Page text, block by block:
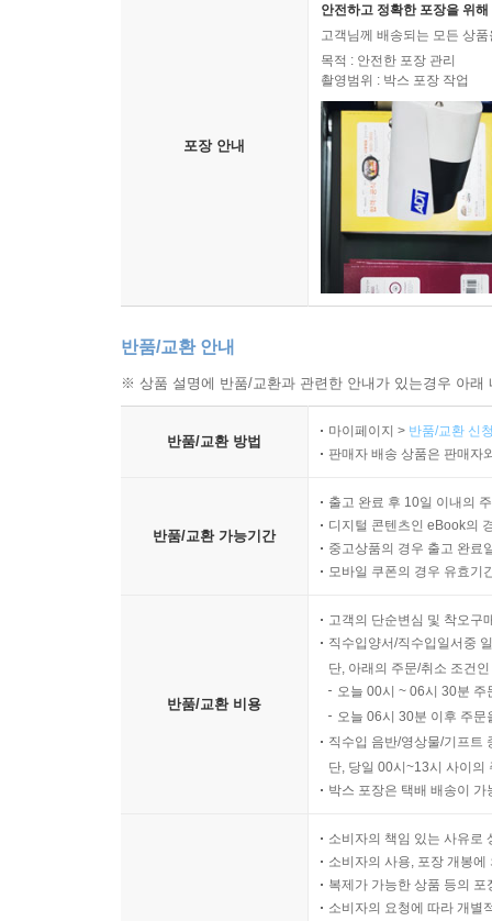
포장 안내
안전하고 정확한 포장을 위
고객님께 배송되는 모든 상
목적 : 안전한 포장 관리
촬영범위 : 박스 포장 작업
반품/교환 안내
※ 상품 설명에 반품/교환과 관련한 안내가 있는경우 아
반품/교환 방법
마이페이지 > 반품/교환 신
판매자 배송 상품은 판매자
반품/교환 가능기간
출고 완료 후 10일 이내의
디지털 콘텐츠인 eBook의
중고상품의 경우 출고 완료
모바일 쿠폰의 경우 유효기
반품/교환 비용
고객의 단순변심 및 착오구
직수입양서/직수입일서중
단, 아래의 주문/취소 조건
오늘 00시 ~ 06시 30분
오늘 06시 30분 이후 주
직수입 음반/영상물/기프트
단, 당일 00시~13시 사이의
박스 포장은 택배 배송이
소비자의 책임 있는 사유로
소비자의 사용, 포장 개봉
복제가 가능한 상품 등의
소비자의 요청에 따라 개별